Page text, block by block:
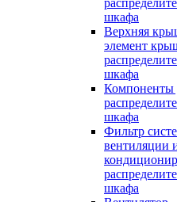
шкафа
Верхняя
элемент
шкафа
Компоненты
шкафа
Фильтр
вентиляции
шкафа